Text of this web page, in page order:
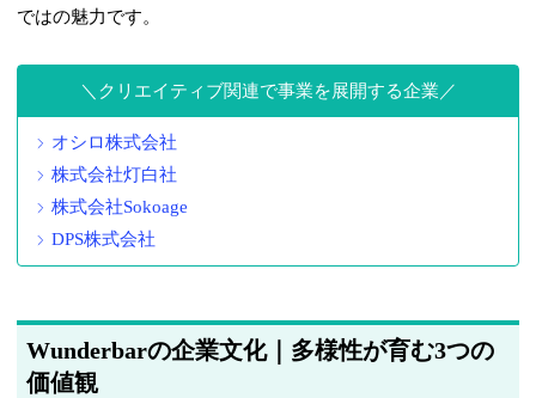
ではの魅力です。
クリエイティブ関連で事業を展開する企業
オシロ株式会社
株式会社灯白社
株式会社Sokoage
DPS株式会社
Wunderbarの企業文化｜多様性が育む3つの
価値観